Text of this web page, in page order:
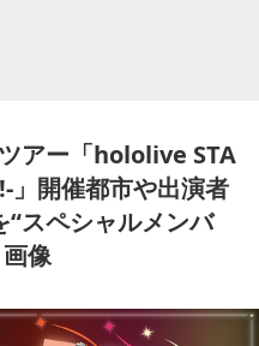
アー「hololive STA
」開催都市や出演者
スペシャルメンバ
像